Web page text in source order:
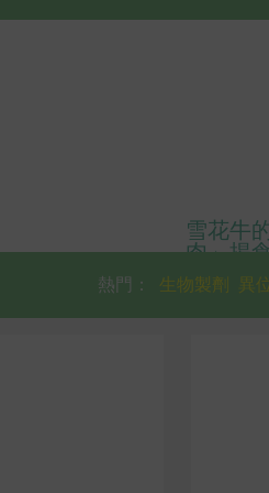
雪花牛
肉」揭
異
生物製劑
熱門：